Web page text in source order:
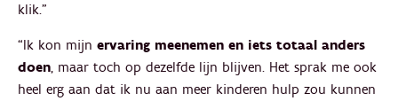
klik.”
“Ik kon mijn ervaring meenemen en iets totaal anders
doen, maar toch op dezelfde lijn blijven. Het sprak me ook
heel erg aan dat ik nu aan meer kinderen hulp zou kunnen